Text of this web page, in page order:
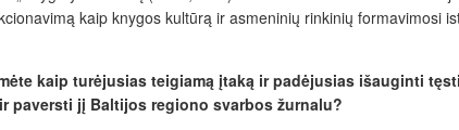
kaip knygos kultūrą ir asmeninių rinkinių
kaip turėjusias teigiamą įtaką ir padėjusias išauginti
paversti jį Baltijos regiono svarbos žurnalu?